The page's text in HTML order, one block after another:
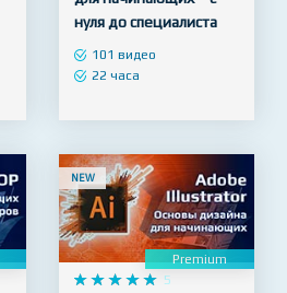
нуля до специалиста
101 видео
22 часа
NEW
Premium
    
     5